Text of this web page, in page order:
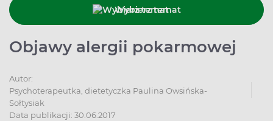
Wybierz temat
Objawy alergii pokarmowej
Autor:
Psychoterapeutka, dietetyczka Paulina Owsińska-
Sołtysiak
Data publikacji: 30.06.2017